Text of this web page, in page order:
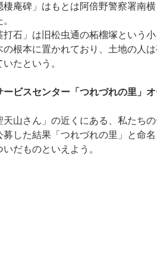
庵碑」はもとは阿倍野警察署南
石」は旧松虫通の柘榴塚という
の根本に置かれており、土地の人
いたという。
ービスセンター「つれづれの里」
山さん」の近くにある、私たち
募した結果「つれづれの里」と命
いだものといえよう。